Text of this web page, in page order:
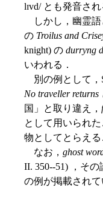
lɪvd/ とも発音さ
しかし，幽霊語
の Troilus and
knight) の durryng
いわれる．
別の例として，
No traveller returns
国」と取り違え，
として用いられ
物としてとらえる
なお， ghost
II. 350--51) ，その
の例が掲載されて